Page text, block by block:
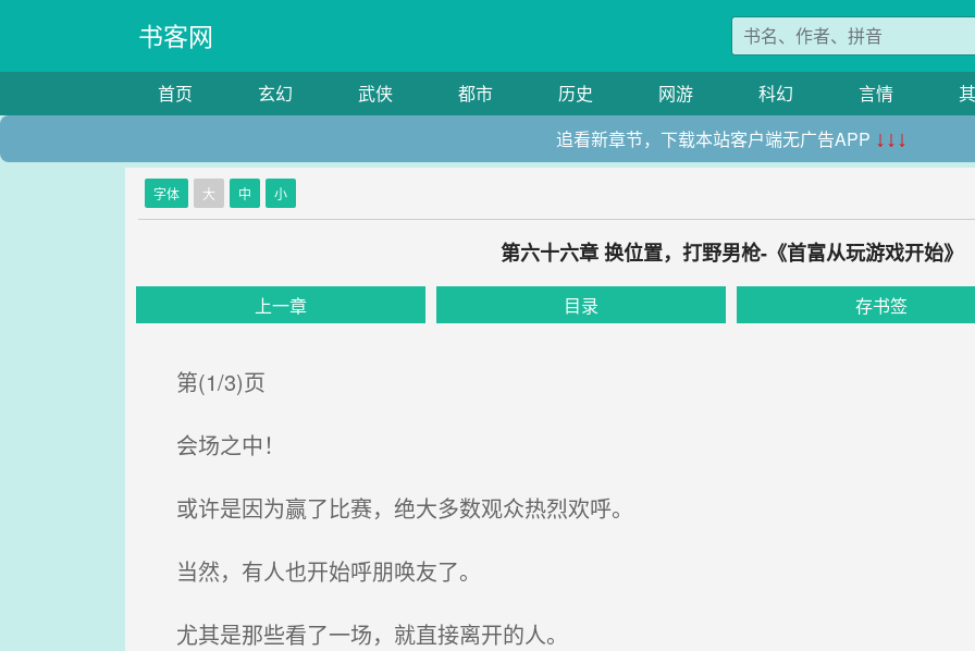
书客网
首页 玄幻 武侠 都市 历史 网游 科幻 言情
追看新章节，下载本站客户端无广告APP ↓↓↓
字体 大 中 小
第六十六章 换位置，打野男枪-《首富从玩游戏开始》
上一章 目录 存书签
第(1/3)页
会场之中！
或许是因为赢了比赛，绝大多数观众热烈欢呼。
当然，有人也开始呼朋唤友了。
尤其是那些看了一场，就直接离开的人。